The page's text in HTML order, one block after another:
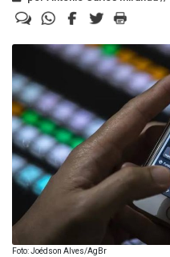
Foto: Joédson Alves/AgBr